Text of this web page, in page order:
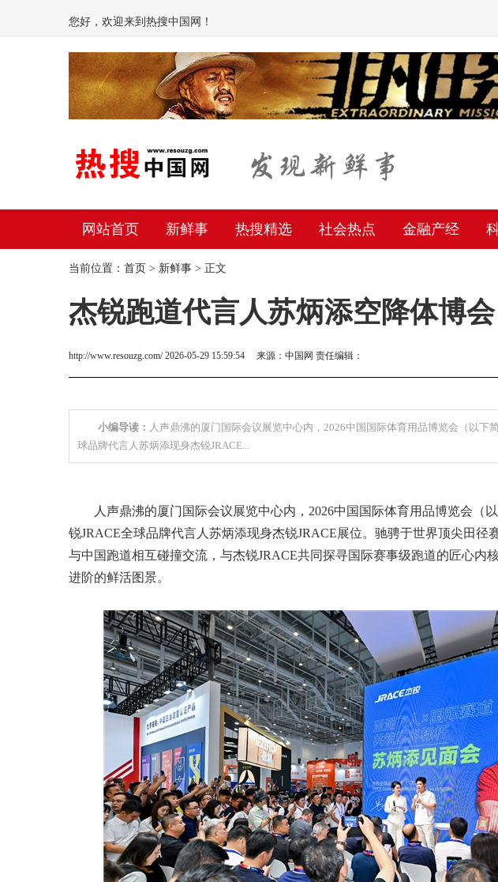
您好，欢迎来到热搜中国网！
网站首页 新鲜事 热搜精选 社会热点 金融产经
当前位置： 首页 > 新鲜事 > 正文
杰锐跑道代言人苏炳添空降体博
http://www.resouzg.com/ 2026-05-29 15:59:54 来源：中国网 责任编辑：
小编导读： 人声鼎沸的厦门国际会议展览中心内，2026中国国际体育用品博览会（以下
球品牌代言人苏炳添现身杰锐JRACE...
人声鼎沸的厦门国际会议展览中心内，2026中国国际体育用品博览会（
锐JRACE全球品牌代言人苏炳添现身杰锐JRACE展位。驰骋于世界顶尖田径
与中国跑道相互碰撞交流，与杰锐JRACE共同探寻国际赛事级跑道的匠心内
进阶的鲜活图景。